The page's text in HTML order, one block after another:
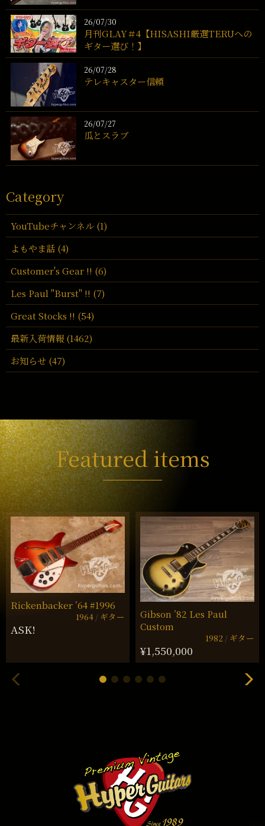
26/07/30
月刊GLAY＃4【HISASHI厳選TERUへの
ギター選び！】
26/07/28
テレキャスター信頼
26/07/27
瓜とスラブ
Category
YouTubeチャンネル (1)
よもやま話 (4)
Customer's Gear !! (6)
Les Paul "Burst" !! (7)
Great Stocks !! (54)
最新入荷情報 (1462)
お知らせ (47)
Featured items
Rickenbacker ’64 #1996
1964 ギター
ASK!
Gibson ’82 Les Paul
Custom
1982 ギター
¥1,550,000